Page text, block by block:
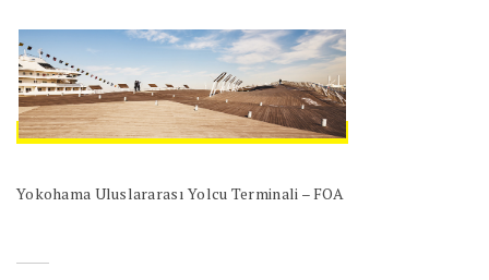
Yokohama Uluslararası Yolcu Terminali – FOA